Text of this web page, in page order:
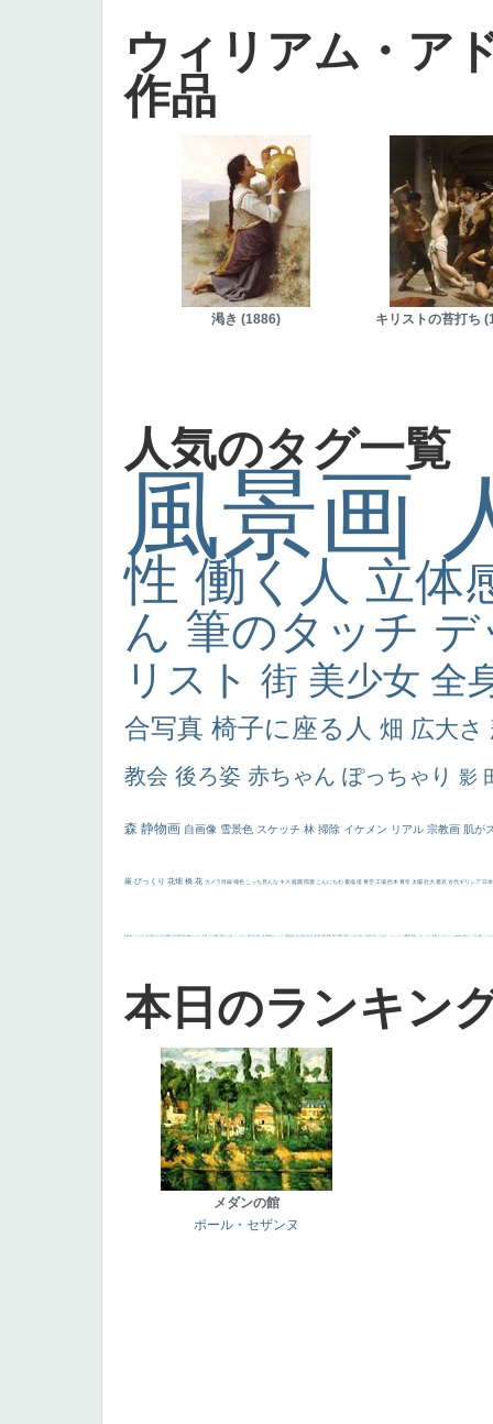
ウィリアム・ア
作品
渇き (1886) キリストの苔打ち
人気のタグ一覧
風景画
性 働く人 立体
ん 筆のタッチ
リスト 街 美少女 全
合写真 椅子に座る人 畑 広大さ
教会 後ろ姿 赤ちゃん ぽっちゃり 影
森 静物画 自画像 雪景色 スケッチ 林 掃除 イケメン リアル 宗教画 肌が
厳 びっくり 花畑 橋 花 カメラ目線 補色 こっち見んな キス 庭園 部屋 こんにちわ 素描 塔 青空 工場 巨木 青年 太陽 壮大 着衣 古代ギリシア 日
画質 last ヴィーナス 剣 白人少女 食事中 山本芳翠 麦 alciato ハーレム 女神 ローマ教皇 奥行き 火起こし シスター 東方の三博士 114514 かっこいい 受胎告知 天から覗き込む顔 設計図 挿絵 群衆 親子 裸婦 可愛い ピサロ ＃名画で学ぶ「たるみ」 ニーソックス 躍動感 黄色 こわい コート 畦道 レンブラント・ sekkusu 暖かい バブみ 靴下 ショッ
本日のランキン
メダンの館
ポール・セザンヌ